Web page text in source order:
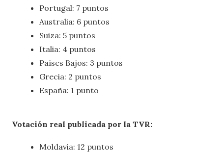
Portugal: 7 puntos
Australia: 6 puntos
Suiza: 5 puntos
Italia: 4 puntos
Países Bajos: 3 puntos
Grecia: 2 puntos
España: 1 punto
Votación real publicada por la TVR:
Moldavia: 12 puntos